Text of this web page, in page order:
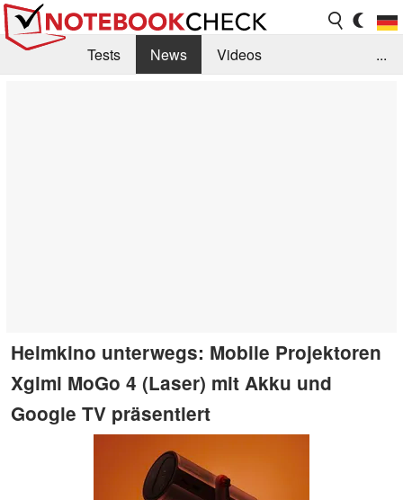
Tests News
Videos
...
Heimkino unterwegs: Mobile Projektoren
Xgimi MoGo 4 (Laser) mit Akku und
Google TV präsentiert